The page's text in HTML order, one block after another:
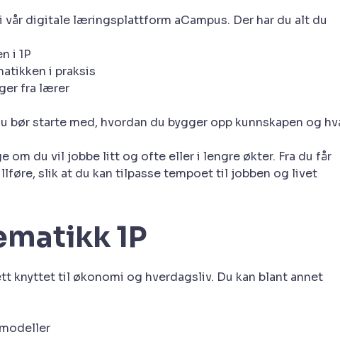
digitale læringsplattform aCampus. Der har du alt du
i 1P
i praksis
fra lærer
bør starte med, hvordan du bygger opp kunnskapen og
om du vil jobbe litt og ofte eller i lengre økter. Fra du får
slik at du kan tilpasse tempoet til jobben og livet
1P
knyttet til økonomi og hverdagsliv. Du kan blant annet